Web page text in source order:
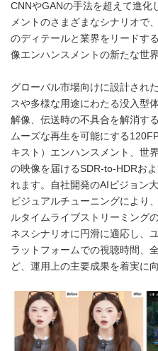
CNNやGANの手法を超えて進化
メントのさまざまなシナリオで
のディテールと業界をリードす
像エンハンスメントの新たな世
グローバル市場向けに設計され
スや多様な用途にわたる没入型
解像、伝送時の不具合を解消す
ムーズな再生を可能にする
キスト）エンハンスメント、世
の映像を届けるSDR-to-HDRお
れます。自社開発のAIビジョン
ビジュアルチューニングにより
ルタイムライブストリーミング
ネスシナリオに円滑に適応し、
ラットフォームでの視聴時間、
ど、運用上の主要成果を着実に